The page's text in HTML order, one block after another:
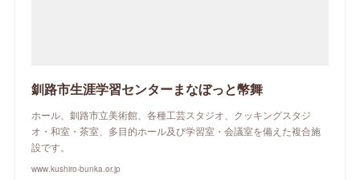
釧路市生涯学習センターまなぼっと幣舞
ホール、釧路市立美術館、各種工芸スタジオ、クッキングスタジ
オ・和室・茶室、多目的ホール及び学習室・会議室を備えた複合施
設です。
www.kushiro-bunka.or.jp